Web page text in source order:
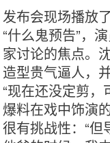
发布会现场播放
“什么鬼预告”，
家讨论的焦点。
造型贵气逼人，
“现在还没定剪
爆料在戏中饰演
很有挑战性：“